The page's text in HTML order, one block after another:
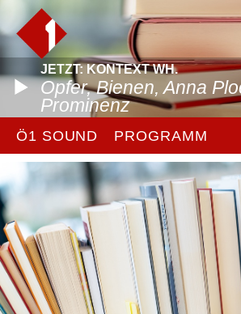
JETZT: KONTEXT WH.
Opfer, Bienen, Anna
Prominenz
Ö1 SOUND PROGRAMM